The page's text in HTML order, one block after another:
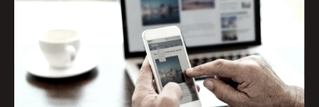
Na última quinta-feira (25), a PremiumAds,
empresa líder no setor adtech no Brasil,
promoveu um webinar de alto impacto para falar
sobre o comportamento e as tendências de